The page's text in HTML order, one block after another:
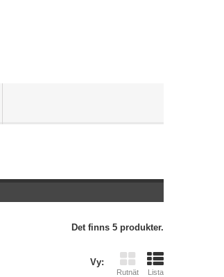
Det finns 5 produkter.
Vy:
Rutnät Lista